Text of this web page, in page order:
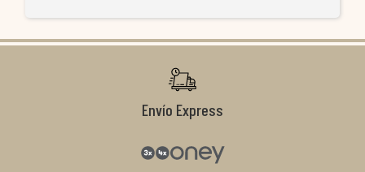
Envío Express